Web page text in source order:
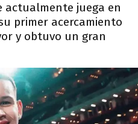
actualmente juega en
primer acercamiento
y obtuvo un gran